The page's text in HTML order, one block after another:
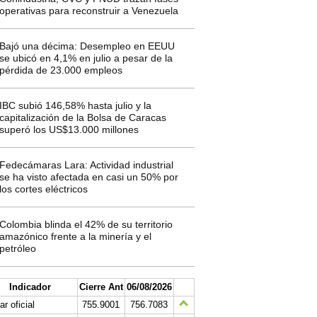
para reconstruir a Venezuela
una décima: Desempleo en EEUU
ubicó en 4,1% en julio a pesar de la
de 23.000 empleos
subió 146,58% hasta julio y la
de la Bolsa de Caracas
los US$13.000 millones
Lara: Actividad industrial
ha visto afectada en casi un 50% por
cortes eléctricos
blinda el 42% de su territorio
frente a la minería y el
Indicador Cierre Ant 06/08/2026
oficial
755.9001
756.7083